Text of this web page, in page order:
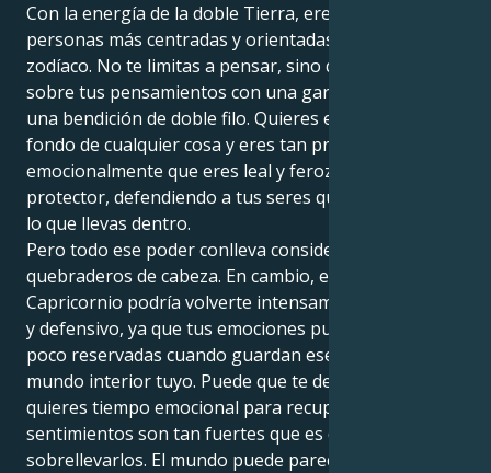
Con la energía de la doble Tierra, eres una de las
personas más centradas y orientadas a la acción del
zodíaco. No te limitas a pensar, sino que actúas
sobre tus pensamientos con una garra implacable:
una bendición de doble filo. Quieres escarbar hasta el
fondo de cualquier cosa y eres tan profundo
emocionalmente que eres leal y ferozmente
protector, defendiendo a tus seres queridos con todo
lo que llevas dentro.
Pero todo ese poder conlleva considerables
quebraderos de cabeza. En cambio, el doble
Capricornio podría volverte intensamente dramático
y defensivo, ya que tus emociones pueden ser un
poco reservadas cuando guardan ese precioso
mundo interior tuyo. Puede que te des cuenta de que
quieres tiempo emocional para recuperarte, pero los
sentimientos son tan fuertes que es difícil
sobrellevarlos. El mundo puede parecerte